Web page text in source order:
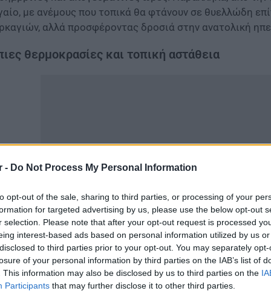
- Do Not Process My Personal Information
opt-out of the sale, sharing to third parties, or processing of your
for targeted advertising by us, please use the below opt-out
selection. Please note that after your opt-out request is processed
interest-based ads based on personal information utilized by us
to third parties prior to your opt-out. You may separately
of your personal information by third parties on the IAB’s list of
This information may also be disclosed by us to third parties on the
Participants that may further disclose it to other third parties.
με ανέμους που τοπικά θα φτάνουν σε θυελλώδη
αλλά προσφέροντας δροσιά στην ανατολική
θερμοκρασίες και τοπική αστάθεια
στην Ελλάδα θα παραμείνει ήπιος, με
και τα βόρεια. Την Τρίτη 16 Ιουνίου η αστάθεια
τη Θράκη και την Ήπειρο.